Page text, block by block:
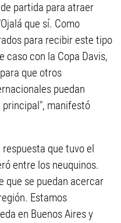
partida para atraer
que sí. Como
para recibir este tipo
caso con la Copa Davis,
que otros
puedan
principal", manifestó
que tuvo el
entre los neuquinos.
que se puedan acercar
Estamos
en Buenos Aires y